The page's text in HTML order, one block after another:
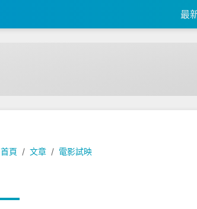
最
首頁 文章 電影試映
試映｜（無雷）《冰雪奇緣 2》Elsa 的真實身分